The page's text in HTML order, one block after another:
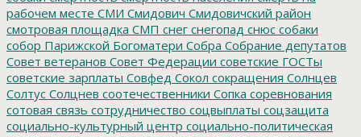
рабочем месте СМИ Смидович Смидовичский район
смотровая площадка СМП снег снегопад снюс собаки
собор Парижской Богоматери Собра Собрание депутатов
Совет ветеранов Совет Федерации советские ГОСТы
советские зарплаты Совфед Сокол сокращения Солнцев
Солтус Солцнев соотечественники Сопка соревнования
сотовая связь сотрудничество соцвыплаты соцзащита
социально-культурный центр социально-политическая